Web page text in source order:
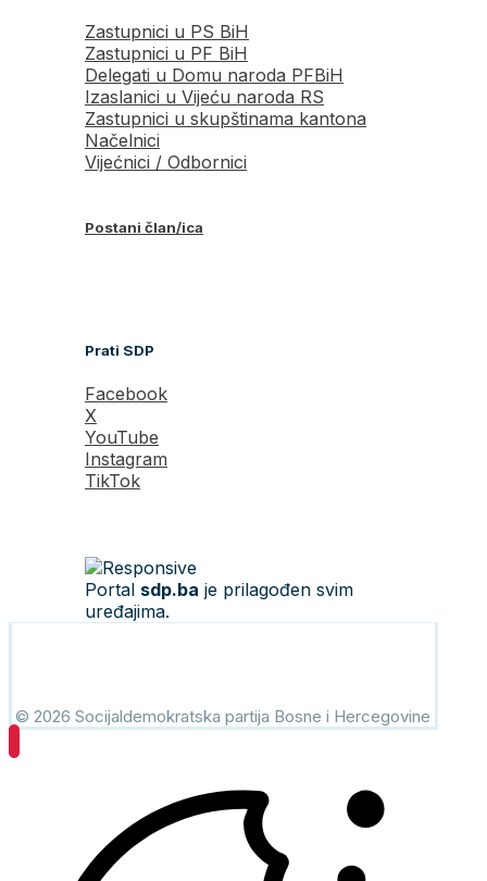
Zastupnici u PS BiH
Zastupnici u PF BiH
Delegati u Domu naroda PFBiH
Izaslanici u Vijeću naroda RS
Zastupnici u skupštinama kantona
Načelnici
Vijećnici / Odbornici
Postani član/ica
Prati SDP
Facebook
X
YouTube
Instagram
TikTok
Portal sdp.ba je prilagođen svim
uređajima.
© 2026 Socijaldemokratska partija Bosne i Hercegovine